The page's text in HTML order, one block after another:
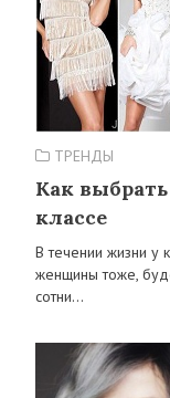
ТРЕНДЫ
Как
классе
В течении жизни у
женщины тоже,
сотни…